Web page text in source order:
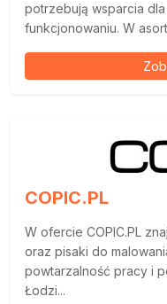
potrzebują wsparcia
funkcjonowaniu. W
COPIC.PL
W ofercie COPIC.PL
oraz pisaki do
powtarzalność pracy i
Łodzi...